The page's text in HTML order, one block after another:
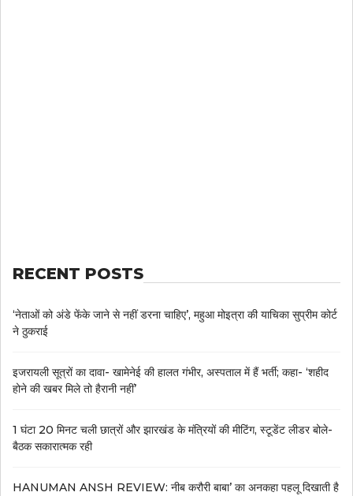
RECENT POSTS
‘नेताओं को अंडे फेंके जाने से नहीं डरना चाहिए’, महुआ मोइत्रा की याचिका सुप्रीम कोर्ट
ने ठुकराई
इजरायली सूत्रों का दावा- खामेनेई की हालत गंभीर, अस्पताल में हैं भर्ती; कहा- ‘शहीद
होने की खबर मिले तो हैरानी नहीं’
1 घंटा 20 मिनट चली छात्रों और झारखंड के मंत्रियों की मीटिंग, स्टूडेंट लीडर बोले-
बैठक सकारात्मक रही
HANUMAN ANSH REVIEW: नीब करौरी बाबा’ का अनकहा पहलू दिखाती है